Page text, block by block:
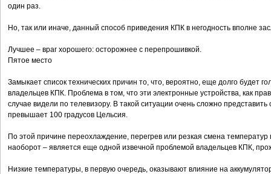
один раз.
Но, так или иначе, данный способ приведения КПК в негодность вполне
Лучшее – враг хорошего: осторожнее с перепрошивкой.
Пятое место
Замыкает список технических причин то, что, вероятно, еще долго будет
владельцев КПК. Проблема в том, что эти электронные устройства, как
случае видели по телевизору. В такой ситуации очень сложно представить
превышает 100 градусов Цельсия.
По этой причине переохлаждение, перегрев или резкая смена
наоборот – является еще одной извечной проблемой владельцев КПК,
Низкие температуры, в первую очередь, оказывают влияние на